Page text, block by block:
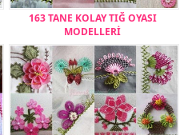
163 TANE KOLAY TIĞ OYASI
MODELLERİ